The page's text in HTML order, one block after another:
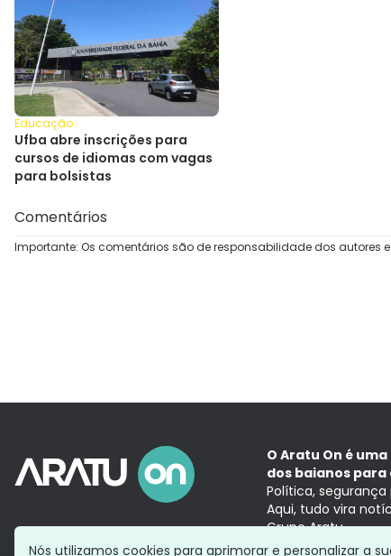
Educação
Ufba abre inscrições para
cursos de idiomas com vagas
para bolsistas
Comentários
Importante: Os comentários são de responsabilidade dos autores
O Aratu On é
dos baianos para
Política,
Aqui, tudo vira
Grupo Aratu
Nós utilizamos cookies para aprimorar e personalizar a